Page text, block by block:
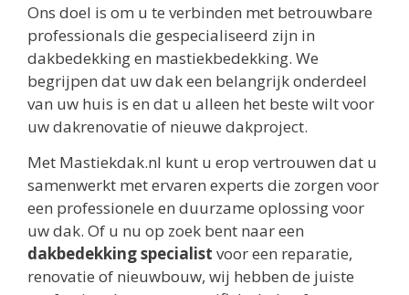
Ons doel is om u te verbinden met betrouwbare
professionals die gespecialiseerd zijn in
dakbedekking en mastiekbedekking. We
begrijpen dat uw dak een belangrijk onderdeel
van uw huis is en dat u alleen het beste wilt voor
uw dakrenovatie of nieuwe dakproject.
Met Mastiekdak.nl kunt u erop vertrouwen dat u
samenwerkt met ervaren experts die zorgen voor
een professionele en duurzame oplossing voor
uw dak. Of u nu op zoek bent naar een
dakbedekking specialist voor een reparatie,
renovatie of nieuwbouw, wij hebben de juiste